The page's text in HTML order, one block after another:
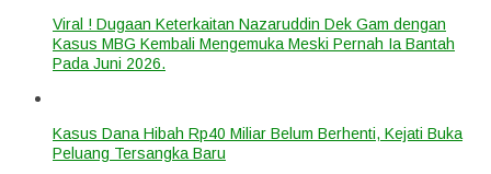
Viral ! Dugaan Keterkaitan Nazaruddin Dek Gam dengan
Kasus MBG Kembali Mengemuka Meski Pernah Ia Bantah
Pada Juni 2026.
Kasus Dana Hibah Rp40 Miliar Belum Berhenti, Kejati Buka
Peluang Tersangka Baru